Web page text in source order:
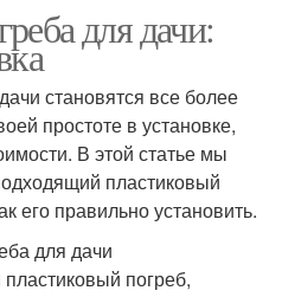
для дачи:
становятся все более
простоте в установке,
В этой статье мы
пластиковый
его правильно установить.
для дачи
погреб,